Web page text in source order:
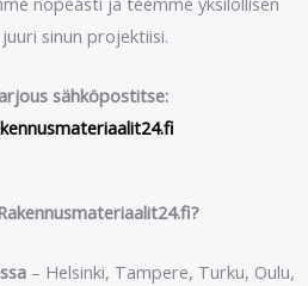
sinun projektiisi.
sähköpostitse:
– Helsinki, Tampere, Turku, Oulu,